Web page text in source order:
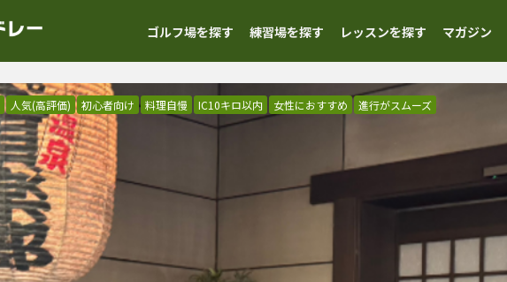
ゴルフ場を探す 練習場を探す レッスンを探す マガジン
人気(高評価) 初心者向け 料理自慢 IC10キロ以内 女性におすすめ 進行がスムーズ